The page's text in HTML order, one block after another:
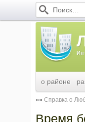
о районе
Справка о
Время